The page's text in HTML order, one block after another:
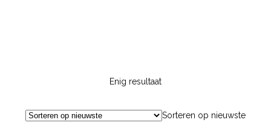
Enig resultaat
Sorteren op nieuwste